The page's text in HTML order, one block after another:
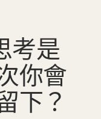
考是
你會
下？